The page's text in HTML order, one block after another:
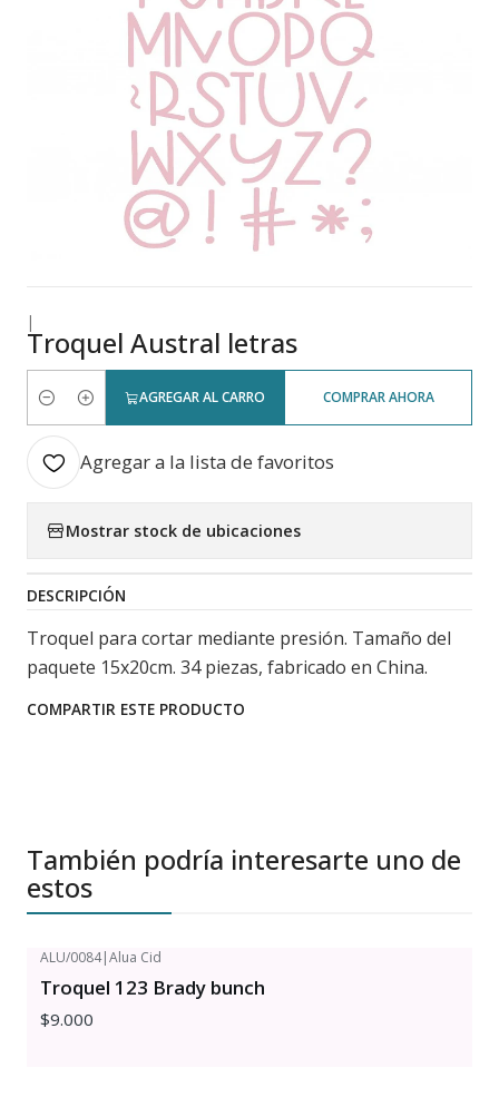
|
Troquel Austral letras
Cantidad
AGREGAR AL CARRO COMPRAR AHORA
Agregar a la lista de favoritos
Mostrar stock de ubicaciones
DESCRIPCIÓN
Troquel para cortar mediante presión. Tamaño del
paquete 15x20cm. 34 piezas, fabricado en China.
COMPARTIR ESTE PRODUCTO
También podría interesarte uno de
estos
ALU/0084|Alua Cid
Troquel 123 Brady bunch
$9.000